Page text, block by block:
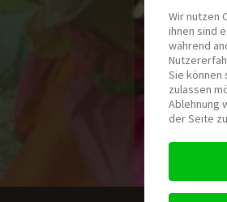
Wir nutzen
ihnen sind
während
Sie können
zulassen
Ablehnung
der Seite